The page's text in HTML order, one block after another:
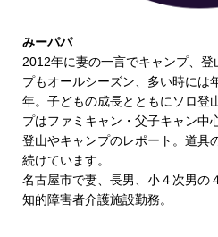
みーパパ
2012年に妻の一言でキャンプ、
プもオールシーズン、多い時には
年。子どもの成長とともにソロ登
プはファミキャン・父子キャン中
登山やキャンプのレポート。道具
続けています。
名古屋市で妻、長男、小４次男の
知的障害者介護施設勤務。